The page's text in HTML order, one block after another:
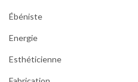
Ébéniste
Energie
Esthéticienne